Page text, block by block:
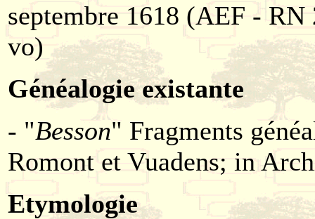
septembre 1618 (AEF -
vo)
Généalogie existante
- "Besson" Fragments
Romont et Vuadens; in
Etymologie